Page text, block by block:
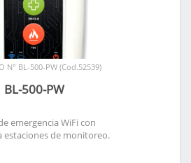
N° BL-500-PW (Cod.52539)
BL-500-PW
emergencia WiFi con
estaciones de monitoreo.